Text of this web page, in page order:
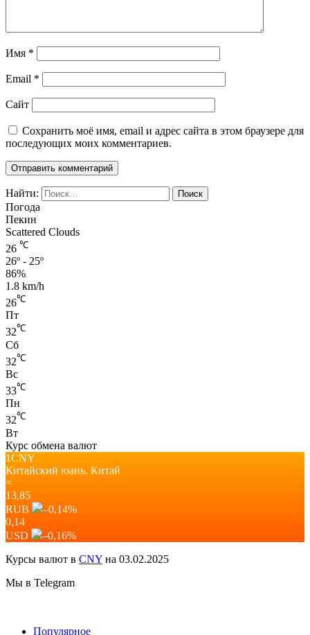
Имя *
Email *
Сайт
Сохранить моё имя, email и адрес сайта в этом браузере для
последующих моих комментариев.
Найти:
Погода
Пекин
Scattered Clouds
26 ℃
26º - 25º
86%
1.8 km/h
26℃
Пт
32℃
Сб
32℃
Вс
33℃
Пн
32℃
Вт
Курс обмена валют
1CNY
Китайский юань. Китай
=
13,85
RUB
–0,14%
0,14
USD
–0,16%
Курсы валют в CNY на 03.02.2025
Мы в Telegram
Популярное